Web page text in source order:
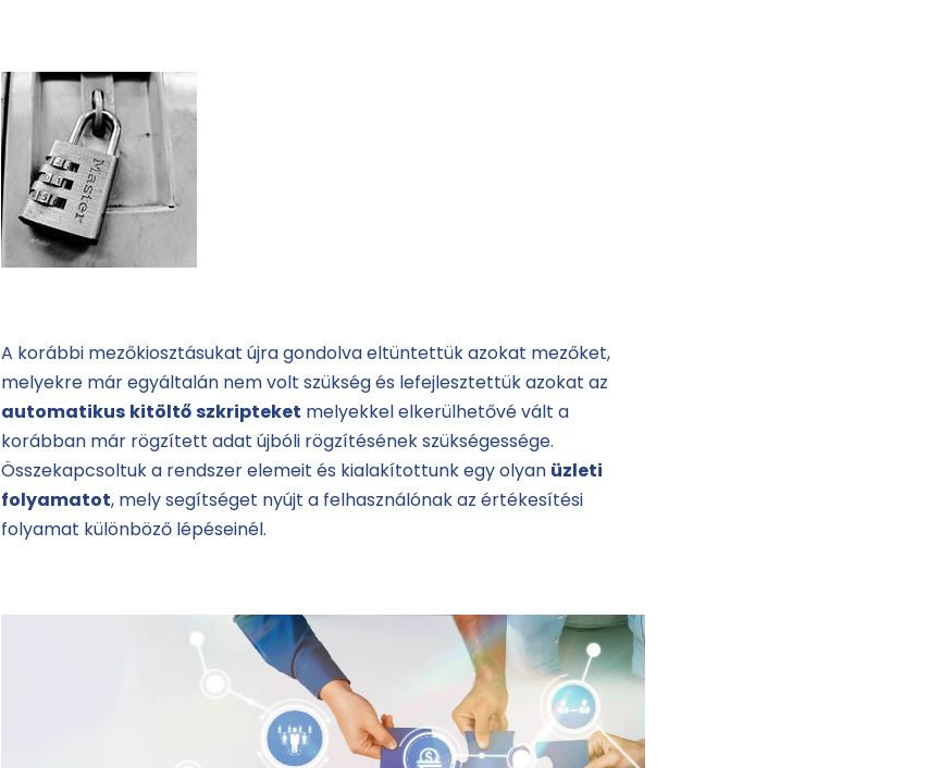
A korábbi mezőkiosztásukat újra gondolva eltüntettük azokat mezőket,
melyekre már egyáltalán nem volt szükség és lefejlesztettük azokat az
automatikus kitöltőszkripteket melyekkel elkerülhetővé vált a
korábban már rögzített adat újbóli rögzítésének szükségessége.
Összekapcsoltuk a rendszer elemeit és kialakítottunk egy olyan üzleti
folyamatot, mely segítséget nyújt a felhasználónak az értékesítési
folyamat különböző lépéseinél.